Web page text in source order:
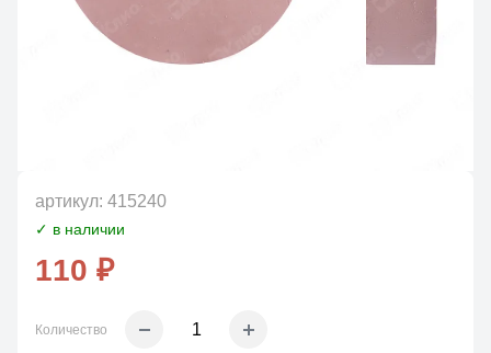
артикул: 415240
✓ в наличии
110 ₽
Количество